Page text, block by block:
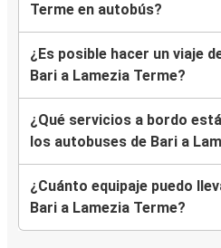
Terme en autobús?
¿Es posible hacer un viaje
Bari a Lamezia Terme?
¿Qué servicios a bordo
los autobuses de Bari a
¿Cuánto equipaje puedo
Bari a Lamezia Terme?